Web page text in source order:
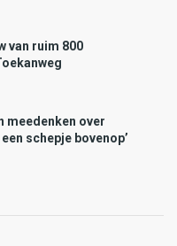
van ruim 800
meedenken over
schepje bovenop’